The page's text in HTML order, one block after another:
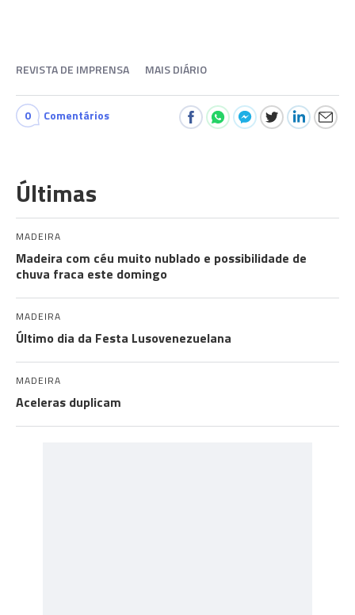
REVISTA DE IMPRENSA MAIS DIÁRIO
0 Comentários
Últimas
MADEIRA
Madeira com céu muito nublado e possibilidade de
chuva fraca este domingo
MADEIRA
Último dia da Festa Lusovenezuelana
MADEIRA
Aceleras duplicam